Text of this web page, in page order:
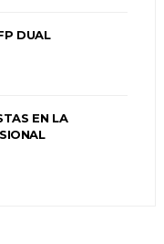
DUAL
EN LA